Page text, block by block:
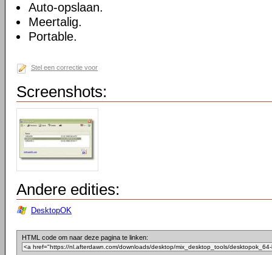
Auto-opslaan.
Meertalig.
Portable.
Stel een correctie voor
Screenshots:
Andere edities:
DesktopOK
HTML code om naar deze pagina te linken: